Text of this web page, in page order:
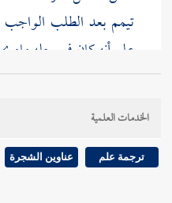
تيمم بعد الطلب
علم أنه كان في رحله ماء
التيمم ثم نسيه
الكبير والأم وجميع كتب
وقالأبو ثور: سألت
الخدمات العلمية
ترجمة علم عناوين الشجرة